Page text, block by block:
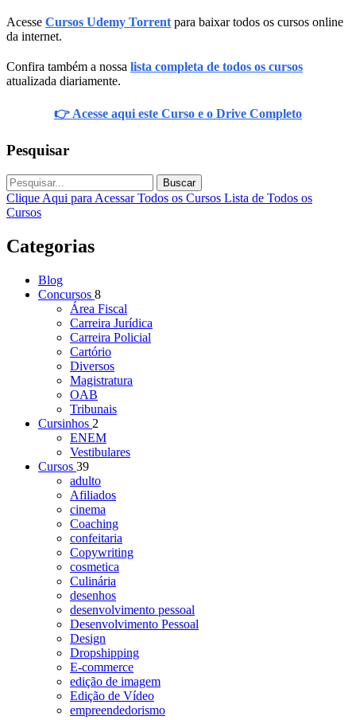
Acesse Cursos Udemy Torrent para baixar todos os cursos online
da internet.
Confira também a nossa lista completa de todos os cursos
atualizada diariamente.
👉 Acesse aqui este Curso e o Drive Completo
Pesquisar
Buscar
Clique Aqui para Acessar Todos os Cursos Lista de Todos os
Cursos
Categorias
Blog
Concursos 8
Área Fiscal
Carreira Jurídica
Carreira Policial
Cartório
Diversos
Magistratura
OAB
Tribunais
Cursinhos 2
ENEM
Vestibulares
Cursos 39
adulto
Afiliados
cinema
Coaching
confeitaria
Copywriting
cosmetica
Culinária
desenhos
desenvolvimento pessoal
Desenvolvimento Pessoal
Design
Dropshipping
E-commerce
edição de imagem
Edição de Vídeo
empreendedorismo